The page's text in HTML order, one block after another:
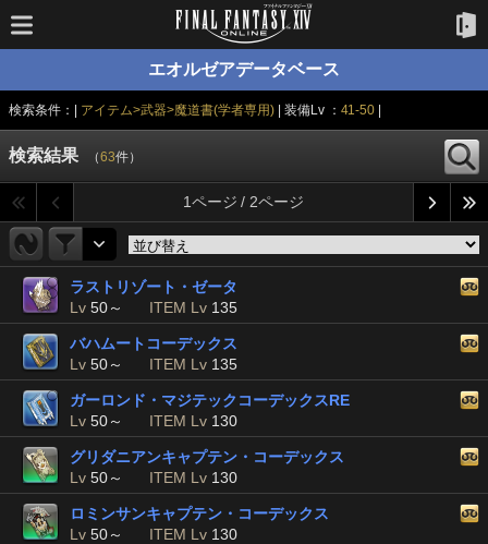
エオルゼアデータベース
検索条件：| アイテム>武器>魔道書(学者専用) | 装備Lv ： 41-50
検索結果 （63件）
1ページ / 2ページ
ラストリゾート・ゼータ
Lv 50～ ITEM Lv 135
バハムートコーデックス
Lv 50～ ITEM Lv 135
ガーロンド・マジテックコーデックスRE
Lv 50～ ITEM Lv 130
グリダニアンキャプテン・コーデックス
Lv 50～ ITEM Lv 130
ロミンサンキャプテン・コーデックス
Lv 50～ ITEM Lv 130